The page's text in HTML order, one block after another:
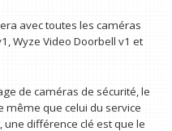
avec toutes les caméras
Wyze Video Doorbell v1 et
de caméras de sécurité, le
même que celui du service
différence clé est que le